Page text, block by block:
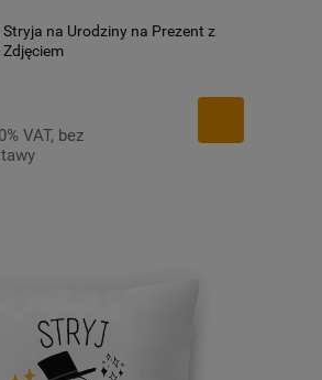
na Urodziny na Prezent z
VAT, bez